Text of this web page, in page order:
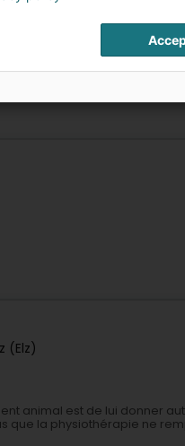
(Rammerich)
(Elz)
animal est de lui donner
que la physiothérapie ne